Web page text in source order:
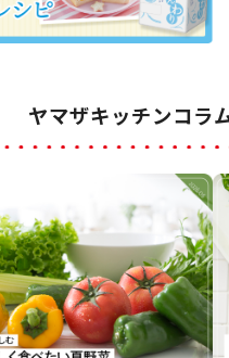
ヤマザキッチンコラ